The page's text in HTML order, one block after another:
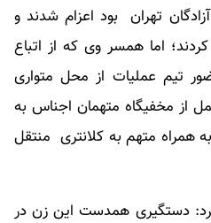
تهران بود اعزام شدند و
اما همسر وی که از اتباع
تیم عملیات از محل متواری
از مخفیگاه متهمان اجناس به
همراه متهم به کلانتری منتقل
دستگیری همدست این زن در